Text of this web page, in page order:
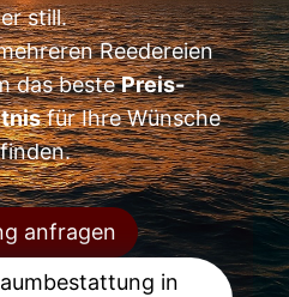
still.
Reedereien
das bestePreis-
für Ihre Wünsche
anfragen
in